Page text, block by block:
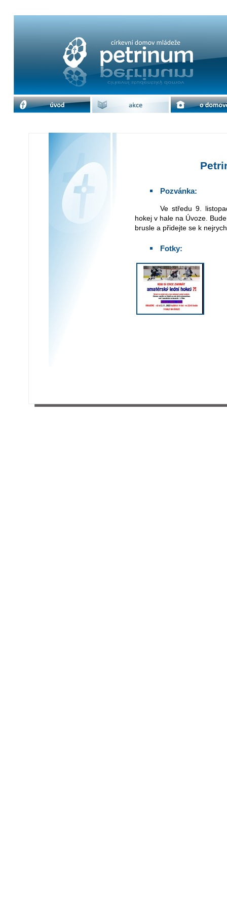
Petrinský hokej 2022 | cdm Petrinum
Pozvánka:
Ve středu 9. listopadu proběhne první letošní tradiční petrinský
hokej v hale na Úvoze.
brusle a přidejte se k
Fotky:
úvod akce o domově